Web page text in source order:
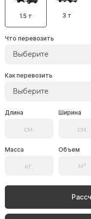
1.5 т 3 т
Что перевозить
Выберите
Как перевозить
Выберите
Длина Ширина
Масса Объем